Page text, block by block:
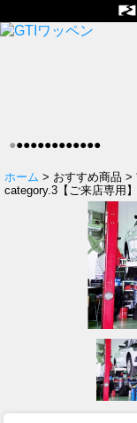
●●●●●●●●●●●●●
ホーム > おすすめ商品 >
category.3【ご来店専用】